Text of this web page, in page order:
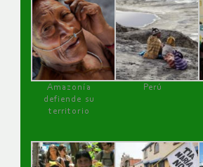
Amazonía
defiende su
territorio
Perú